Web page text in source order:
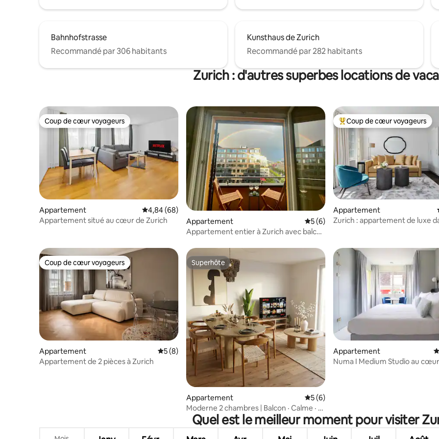
Bahnhofstrasse
Recommandé par 306 habitants
Kunsthaus de Zurich
Recommandé par 282 habitants
Zurich : d'autres superbes locations de
Coup de cœur voyageurs
Coup de cœur voyageurs
Appartement Évaluation moyenne sur la base de 68 commentaires : 4,84 sur 5
4,84 (68)
Appartement situé au cœur de Zurich
Appartement Évaluation moyenne sur la base de 6
5 (6)
Appartement entier à Zurich avec balcon
Coups de cœur voyageurs les
Coup de cœur voyageurs
Appartement
Zurich : appartement de luxe
Coup de cœur voyageurs
Coup de cœur voyageurs
Appartement Évaluation moyenne sur la base de 8 commentaires : 5 sur 5
5 (8)
Appartement de 2 pièces à Zurich
Superhôte
Superhôte
Appartement Évaluation moyenne sur la base de 6
5 (6)
Moderne 2 chambres | Balcon · Calme · À
7 min de l'aéroport de ZRH
Appartement
Numa I Medium Studio au
Quel est le meilleur moment pour visiter